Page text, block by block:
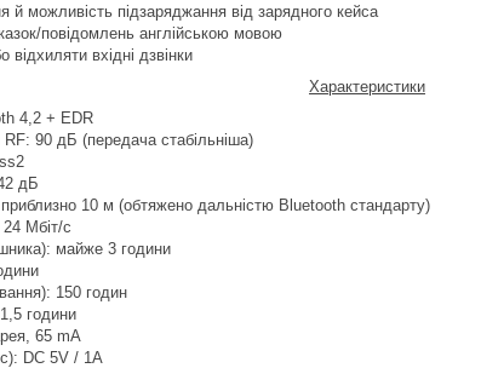
й можливість підзаряджання від зарядного кейса
повідомлень англійською мовою
вхідні дзвінки
Характеристики
4,2 + EDR
90 дБ (передача стабільніша)
дБ
10 м (обтяжено дальністю Bluetooth стандарту)
24 Мбіт/с
майже 3 години
150 годин
години
65 mA
DC 5V / 1A